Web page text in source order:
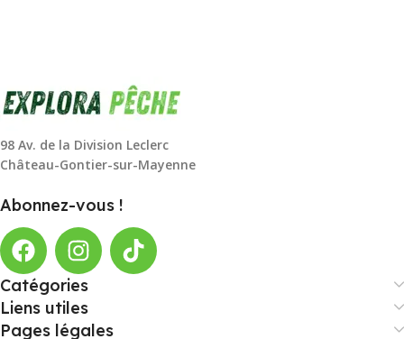
98 Av. de la Division Leclerc
Château-Gontier-sur-Mayenne
Abonnez-vous !
Catégories
Liens utiles
Pages légales